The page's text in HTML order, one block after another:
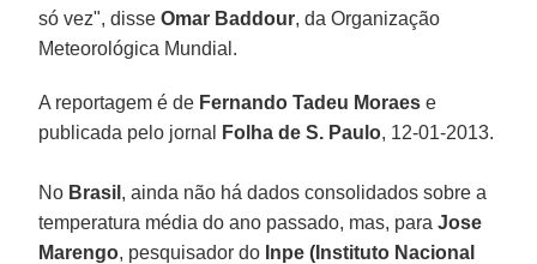
só vez", disseOmar Baddour, da Organização
Meteorológica Mundial.
A reportagem é de Fernando Tadeu Moraese
publicada pelo jornal
Folha de S. Paulo, 12-01-2013.
No Brasil , ainda não há dados consolidados sobre a
temperatura média do ano passado, mas, paraJose
Marengo, pesquisador do Inpe (Instituto Nacional